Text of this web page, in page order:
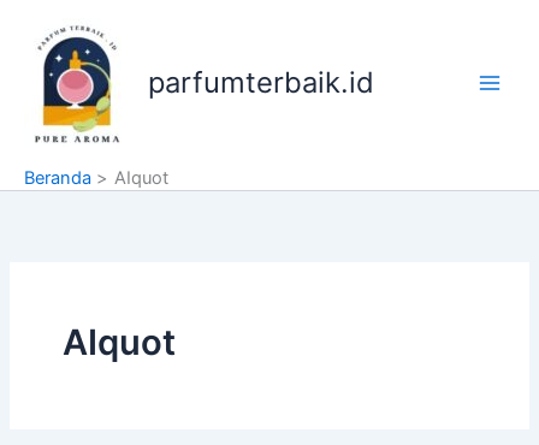
konten
parfumterbaik.id
Beranda AIquot
AIquot